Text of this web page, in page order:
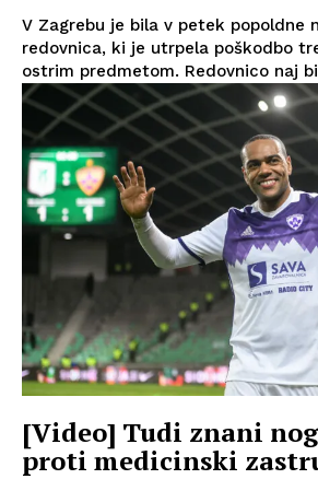
V Zagrebu je bila v petek popoldne
redovnica, ki je utrpela poškodbo
ostrim predmetom. Redovnico naj
[Video] Tudi znani
proti medicinski